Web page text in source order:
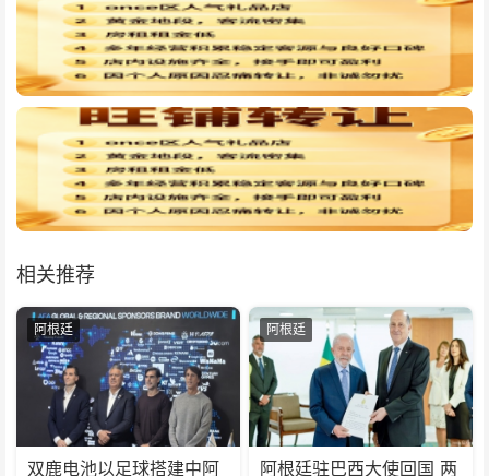
相关推荐
阿根廷
双鹿电池以足球搭建中阿
阿根廷
阿根廷驻巴西大使回国 两